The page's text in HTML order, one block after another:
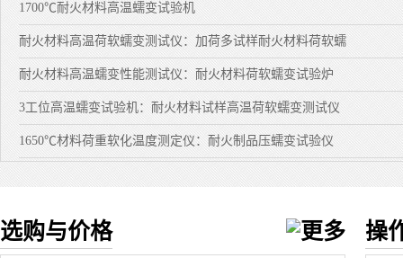
1700℃耐火材料高温蠕变试验机
耐火材料高温荷软蠕变测试仪：加荷多试样耐火材料荷软蠕
耐火材料高温蠕变性能测试仪：耐火材料荷软蠕变试验炉
3工位高温蠕变试验机：耐火材料试样高温荷软蠕变测试仪
1650℃材料荷重软化温度测定仪：耐火制品压蠕变试验仪
选购与价格 操